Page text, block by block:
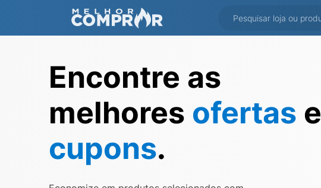
Encontre as
melhores ofertas e
cupons.